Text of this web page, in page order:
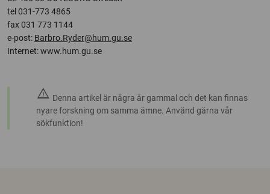
tel 031-773 4865
fax 031 773 1144
e-post: Barbro.Ryder@hum.gu.se
Internet: www.hum.gu.se
warning Denna artikel är några år gammal och det kan finnas
nyare forskning om samma ämne. Använd gärna vår
sökfunktion!